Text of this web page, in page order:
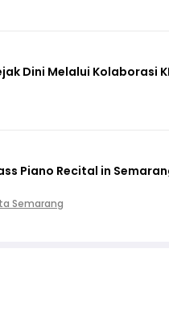
Dini Melalui Kolaborasi
Piano Recital in
Semarang